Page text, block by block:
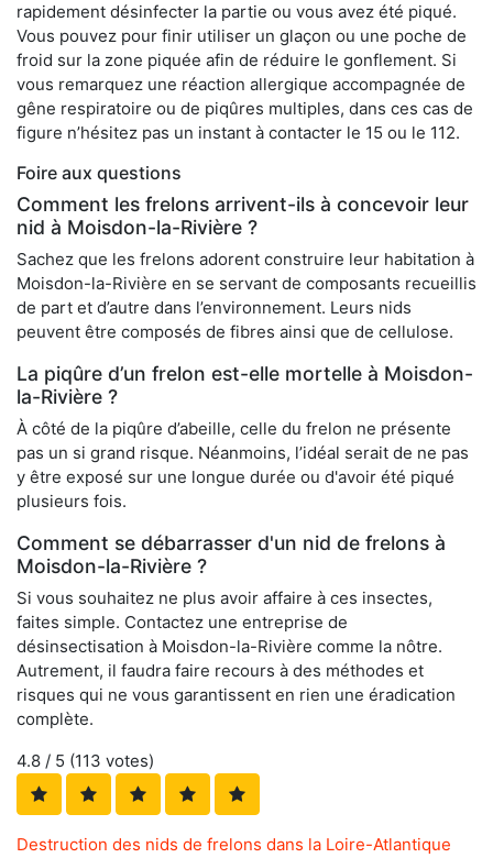
rapidement désinfecter la partie ou vous avez été piqué.
Vous pouvez pour finir utiliser un glaçon ou une poche de
froid sur la zone piquée afin de réduire le gonflement. Si
vous remarquez une réaction allergique accompagnée de
gêne respiratoire ou de piqûres multiples, dans ces cas de
figure n’hésitez pas un instant à contacter le 15 ou le 112.
Foire aux questions
Comment les frelons arrivent-ils à concevoir leur
nid à Moisdon-la-Rivière ?
Sachez que les frelons adorent construire leur habitation à
Moisdon-la-Rivière en se servant de composants recueillis
de part et d’autre dans l’environnement. Leurs nids
peuvent être composés de fibres ainsi que de cellulose.
La piqûre d’un frelon est-elle mortelle à Moisdon-
la-Rivière ?
À côté de la piqûre d’abeille, celle du frelon ne présente
pas un si grand risque. Néanmoins, l’idéal serait de ne pas
y être exposé sur une longue durée ou d'avoir été piqué
plusieurs fois.
Comment se débarrasser d'un nid de frelons à
Moisdon-la-Rivière ?
Si vous souhaitez ne plus avoir affaire à ces insectes,
faites simple. Contactez une entreprise de
désinsectisation à Moisdon-la-Rivière comme la nôtre.
Autrement, il faudra faire recours à des méthodes et
risques qui ne vous garantissent en rien une éradication
complète.
4.8 / 5 (113 votes)
Destruction des nids de frelons dans la Loire-Atlantique